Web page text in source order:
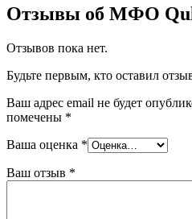
Отзывы об МФО
Отзывов пока нет.
Будьте первым, кто оставил
Ваш адрес email не будет
помечены *
Ваша оценка *
Ваш отзыв *